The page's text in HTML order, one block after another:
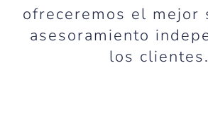
ofreceremos el mejor
asesoramiento
los clientes.